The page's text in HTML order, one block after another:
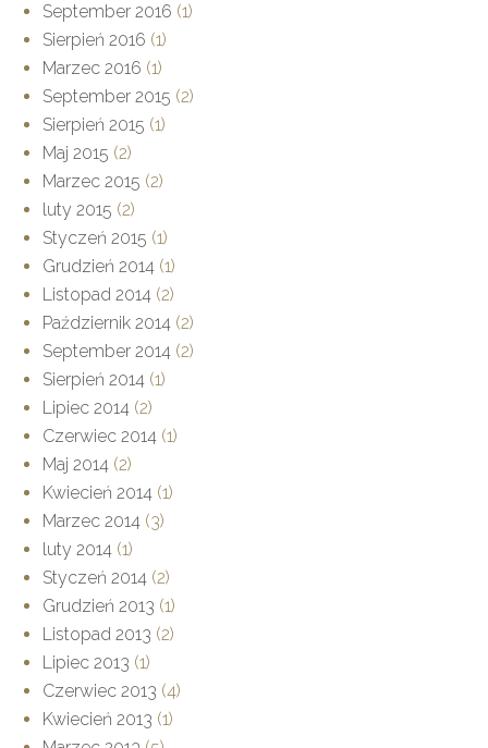
September 2016 (1)
Sierpień 2016 (1)
Marzec 2016 (1)
September 2015 (2)
Sierpień 2015 (1)
Maj 2015 (2)
Marzec 2015 (2)
luty 2015 (2)
Styczeń 2015 (1)
Grudzień 2014 (1)
Listopad 2014 (2)
Październik 2014 (2)
September 2014 (2)
Sierpień 2014 (1)
Lipiec 2014 (2)
Czerwiec 2014 (1)
Maj 2014 (2)
Kwiecień 2014 (1)
Marzec 2014 (3)
luty 2014 (1)
Styczeń 2014 (2)
Grudzień 2013 (1)
Listopad 2013 (2)
Lipiec 2013 (1)
Czerwiec 2013 (4)
Kwiecień 2013 (1)